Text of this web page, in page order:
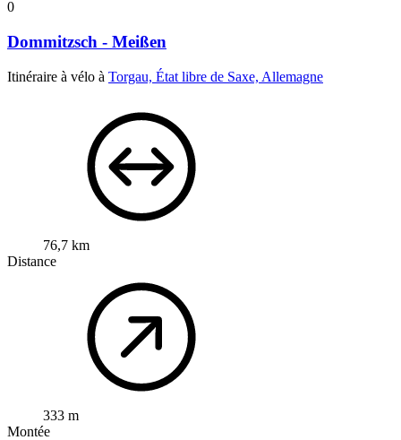
0
Dommitzsch - Meißen
Itinéraire à vélo à Torgau, État libre de Saxe, Allemagne
76,7 km
Distance
333 m
Montée